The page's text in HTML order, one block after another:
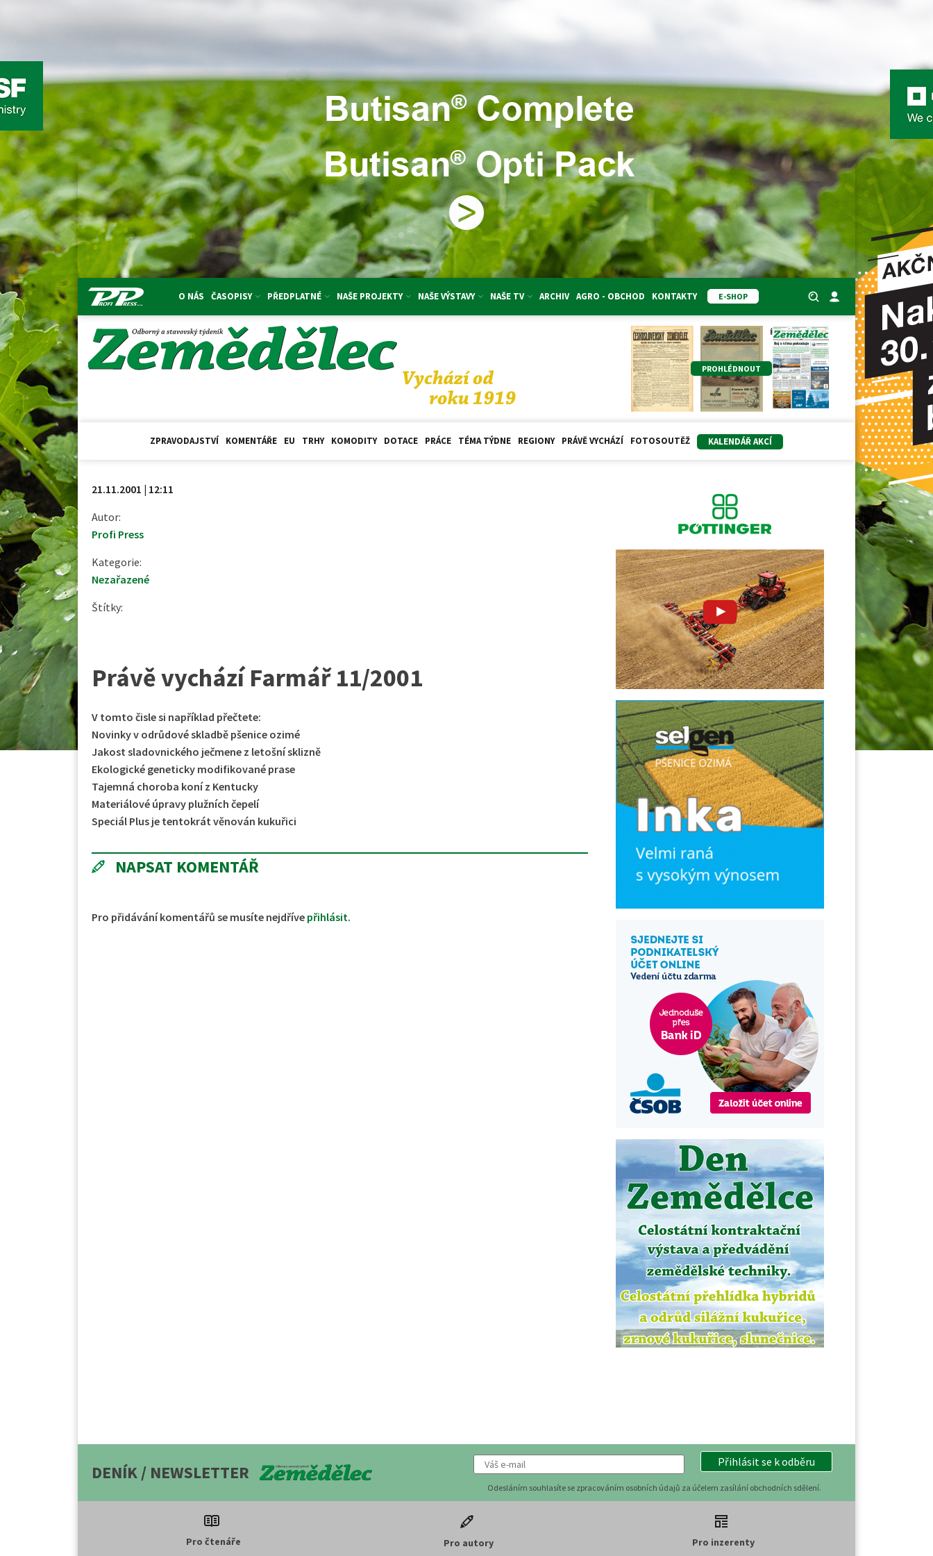
O NÁS ČASOPISY PŘEDPLATNÉ NAŠE PROJEKTY NAŠE VÝSTAVY NAŠE TV ARCHIV AGRO - OBCHOD KONTAKTY E-SHOP
PROHLÉDNOUT
ZPRAVODAJSTVÍ KOMENTÁŘE EU TRHY KOMODITY DOTACE PRÁCE TÉMA TÝDNE REGIONY PRÁVĚ VYCHÁZÍ FOTOSOUTĚŽ KALENDÁŘ AKCÍ
21.11.2001 | 12:11
Autor:
Profi Press
Kategorie:
Nezařazené
Štítky:
Právě vychází Farmář 11/2001
V tomto čisle si například přečtete:
Novinky v odrůdové skladbě pšenice ozimé
Jakost sladovnického ječmene z letošní sklizně
Ekologické geneticky modifikované prase
Tajemná choroba koní z Kentucky
Materiálové úpravy plužních čepelí
Speciál Plus je tentokrát věnován kukuřici
NAPSAT KOMENTÁŘ
Pro přidávání komentářů se musíte nejdříve přihlásit.
DENÍK / NEWSLETTER Přihlásit se k odběru
Odesláním souhlasíte se zpracováním osobních údajů za účelem zasílání obchodních sdělení.
Pro čtenáře
Pro autory
Pro inzerenty